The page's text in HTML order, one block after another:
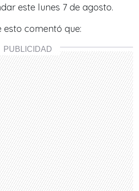
este lunes 7 de agosto.
comentó que: